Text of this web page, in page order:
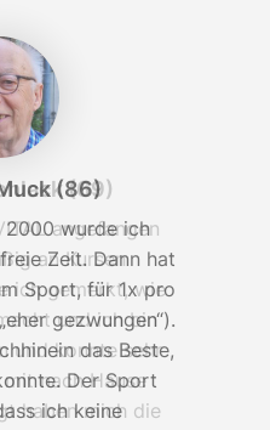
(86)
2000 wurde ich
Zeit. Dann hat
Sport, für 1x pro
gezwungen“).
das Beste,
Der Sport
ich keine
(69)
angefangen
an Kursen
ich gemerkt, wie
und ich bin
und konnte sehr
nach Hause
haben mich die